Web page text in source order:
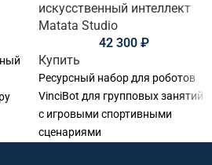
искусственный интеллект
Matata Studio
42 300 ₽
Купить
Ресурсный набор для роботов
VinciBot для групповых занятий
с игровыми спортивными
сценариями